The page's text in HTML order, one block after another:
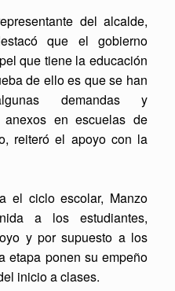
del alcalde,
que el gobierno
que tiene la educación
de ello es que se han
demandas y
anexos en escuelas de
reiteró el apoyo con la
el ciclo escolar, Manzo
a los estudiantes,
y por supuesto a los
etapa ponen su empeño
inicio a clases.